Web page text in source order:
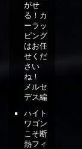
がせ
る！カ
ーラッ
ピング
はお任
せくだ
さい
ね！
メルセ
デス編
ハイト
ワゴン
こそ断
熱フィ